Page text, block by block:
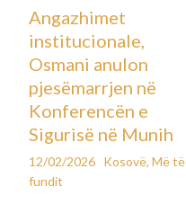
Angazhimet
institucionale,
Osmani anulon
pjesëmarrjen në
Konferencën e
Sigurisë në Munih
12/02/2026 Kosovë,Më të
fundit